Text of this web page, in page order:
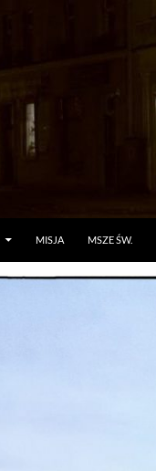
MISJA MSZE ŚW.